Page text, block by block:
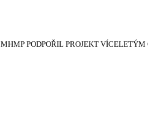
MHMP PODPOŘIL PROJEKT